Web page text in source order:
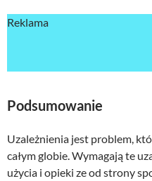
Reklama
Podsumowanie
Uzależnienia jest problem,
całym globie. Wymagają te
użycia i opieki ze od strony